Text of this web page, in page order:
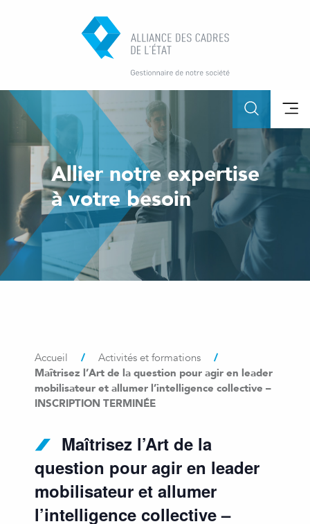
Allier notre expertise
à votre besoin
Accueil / Activités et formations
/
Maîtrisez l’Art de la question pour agir en leader
mobilisateur et allumer l’intelligence collective –
INSCRIPTION TERMINÉE
Maîtrisez l’Art de la
question pour agir en leader
mobilisateur et allumer
l’intelligence collective –